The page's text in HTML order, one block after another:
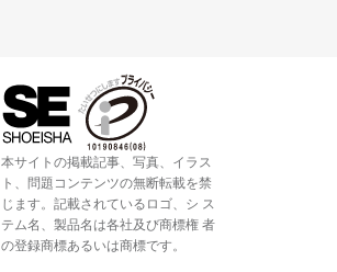
本サイトの掲載記事、写真、イラス
ト、問題コンテンツの無断転載を禁
じます。記載されているロゴ、シ ス
テム名、製品名は各社及び商標権 者
の登録商標あるいは商標です。